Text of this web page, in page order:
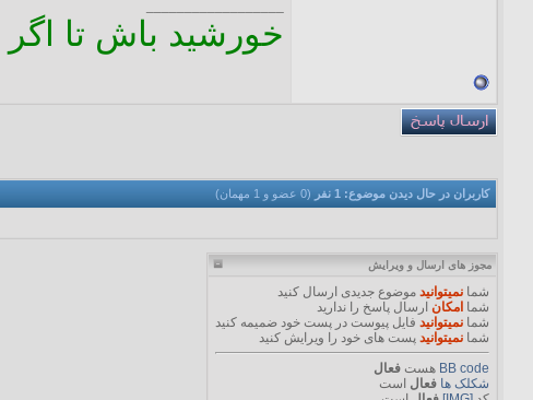
خورشید باش تا
کاربران در حال دیدن موضوع: 1 نفر (0 عضو و 1 مهمان)
مجوز های ارسال و ویرایش
شما نمیتوانیدموضوع جدیدی ارسال کنید
شما امکانارسال پاسخ را ندارید
شما نمیتوانیدفایل پیوست در پست خود ضمیمه کنید
شما نمیتوانیدپست های خود را ویرایش کنید
BB code هست فعال
شکلک ها فعال است